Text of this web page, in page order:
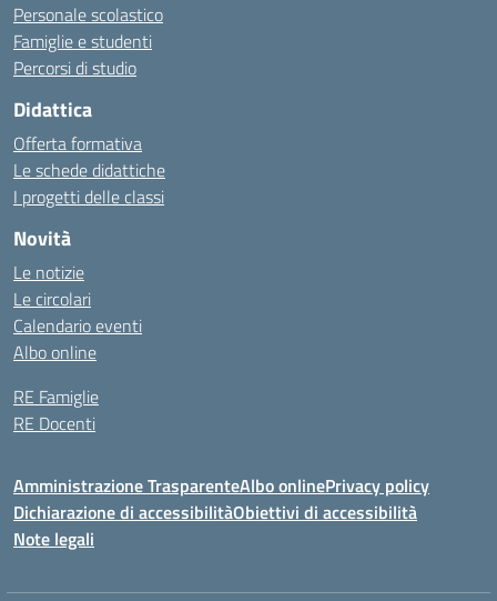
Personale scolastico
Famiglie e studenti
Percorsi di studio
Didattica
Offerta formativa
Le schede didattiche
I progetti delle classi
Novità
Le notizie
Le circolari
Calendario eventi
Albo online
RE Famiglie
RE Docenti
Amministrazione TrasparenteAlbo onlinePrivacy policy
Dichiarazione di accessibilitàObiettivi di accessibilità
Note legali